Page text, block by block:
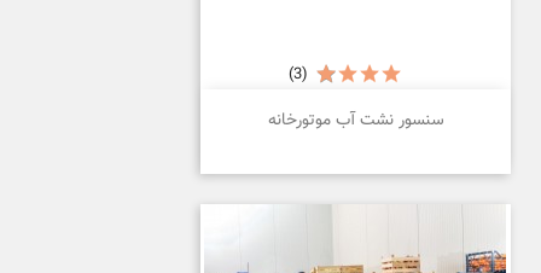
سنسور نشت آب موتورخانه
(3)